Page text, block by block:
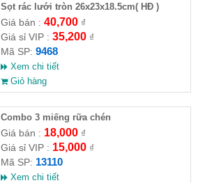
Sọt rác lưới tròn 26x23x18.5cm( HĐ )
Giá bán : 40,700₫
Giá sỉ VIP : 35,200₫
Mã SP: 9468
Xem chi tiết
Giỏ hàng
Combo 3 miếng rữa chén
Giá bán : 18,000₫
Giá sỉ VIP : 15,000₫
Mã SP: 13110
Xem chi tiết